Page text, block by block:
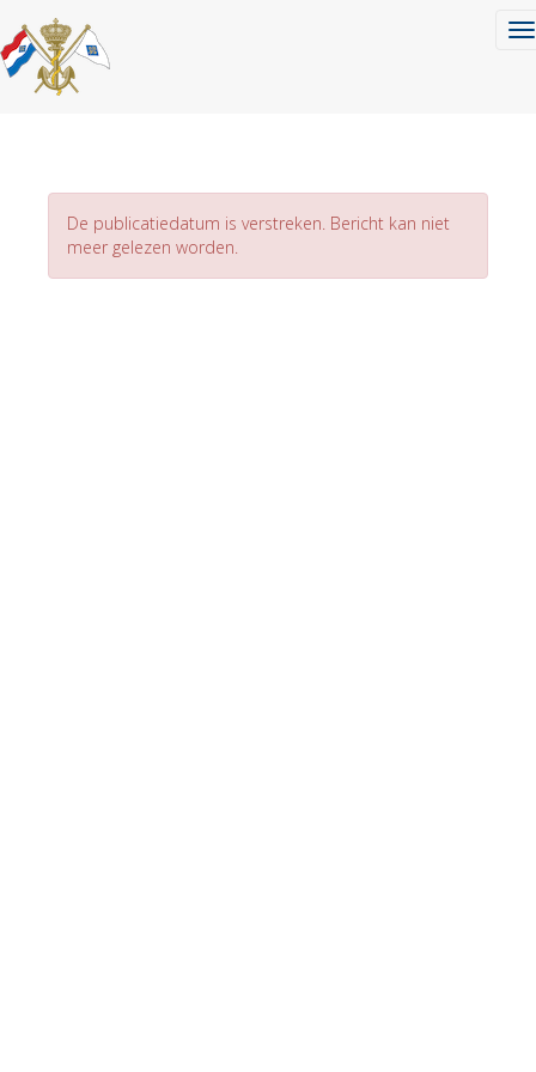
De publicatiedatum is verstreken. Bericht kan niet
meer gelezen worden.